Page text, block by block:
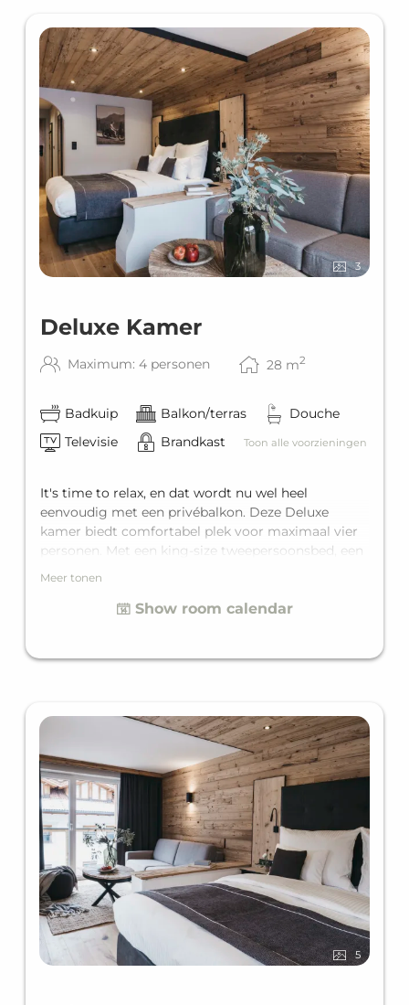
3
Deluxe Kamer
Maximum: 4 personen 28 m2
Badkuip Balkon/terras
Douche
Televisie
Brandkast Toon alle voorzieningen
It's time to relax, en dat wordt nu wel heel
eenvoudig met een privébalkon. Deze Deluxe
kamer biedt comfortabel plek voor maximaal vier
personen. Met een king-size tweepersoonsbed, een
comfortabele slaapbank voor twee personen en
perfecte vakantie voor vier.
Meer tonen
Show room calendar
5